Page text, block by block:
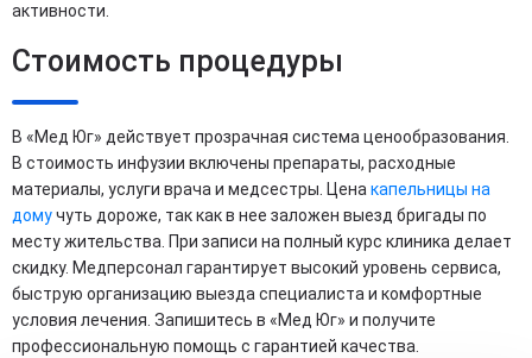
активности.
Стоимость процедуры
В «Мед Юг» действует прозрачная система ценообразования.
В стоимость инфузии включены препараты, расходные
материалы, услуги врача и медсестры. Ценакапельницы на
домучуть дороже, так как в нее заложен выезд бригады по
месту жительства. При записи на полный курс клиника делает
скидку. Медперсонал гарантирует высокий уровень сервиса,
быструю организацию выезда специалиста и комфортные
условия лечения. Запишитесь в «Мед Юг» и получите
профессиональную помощь с гарантией качества.